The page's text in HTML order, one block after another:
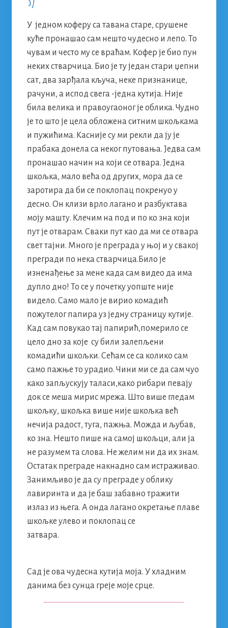
У једном коферу са тавана старе, срушене
куће пронашао сам нешто чудесно и лепо. То
чувам и често му се враћам. Кофер је био пун
неких стварчица. Био је ту jедан стари џепни
сат, два зарђала кључа, неке признанице,
рачуни, а испод свега -једна кутија. Није
била велика и правоугаоног је облика. Чудно
је то што је цела обложена ситним шкољкама
и пужићима. Касније су ми рекли да ју је
прабака донела са неког путовања. Једва сам
пронашао начин на који се отвара. Једна
шкољка, мало већа од других, мора да се
заротира да би се поклопац покренуо у
десно. Он клизи врло лагано и разбуктава
моју машту. Клечим на под и по ко зна који
пут је отварам. Сваки пут као да ми се отвара
свет тајни. Много је преграда у њој и у свакој
прегради по нека стварчица.Било jе
изненађење за мене када сам видео да има
дупло дно! То се у почетку уопште није
видело. Само мало је вирио комадић
пожутелог папира уз једну страницу кутије.
Кад сам повукао тај папирић,померило се
цело дно за које су били залепљени
комадићи шкољки. Сећам се са колико сам
само пажње то урадио. Чини ми се да сам чуо
како запљускују таласи,како рибари певаjу
док се меша мирис мрежа. Што више гледам
шкољку, шкољка више није шкољка већ
нечија радост, туга, пажња. Можда и љубав,
ко зна. Нешто пише на самој шкољци, али ја
не разумем та слова. Не желим ни да их знам.
Остатак преграде накнадно сам истраживао.
Занимљиво jе да су преграде у облику
лавиринта и да је баш забавно тражити
излаз из њега. А онда лагано окретање плаве
шкољке улево и поклопац се
затвара.
Сад је ова чудесна кутија моја. У хладним
данима без сунца греје моје срце.